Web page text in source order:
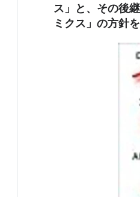
主な内容
入れて大胆な金融緩和を
財務省、日本銀行、お
緊急経済対策を断行し
「日本経済再生・産業
日本の立地競争力低下
や法人税の引き下げなど
メタンハイドレートや
ス」と、その後
ミクス」の方針